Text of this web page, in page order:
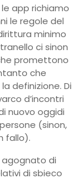
app richiamo
le regole del
minimo
ci sinon
promettono
che
definizione. Di
d’incontri
nuovo oggidi
(sinon,
fallo).
di
di sbieco